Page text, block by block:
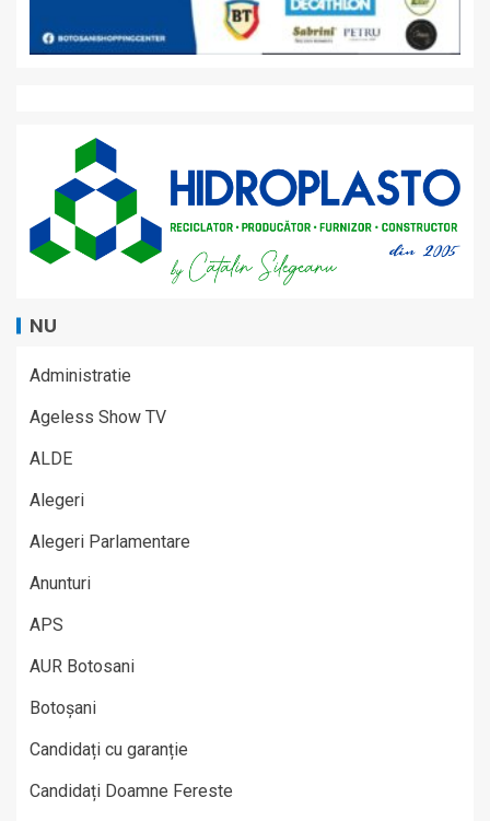
NU
Administratie
Ageless Show TV
ALDE
Alegeri
Alegeri Parlamentare
Anunturi
APS
AUR Botosani
Botoșani
Candidați cu garanție
Candidați Doamne Fereste